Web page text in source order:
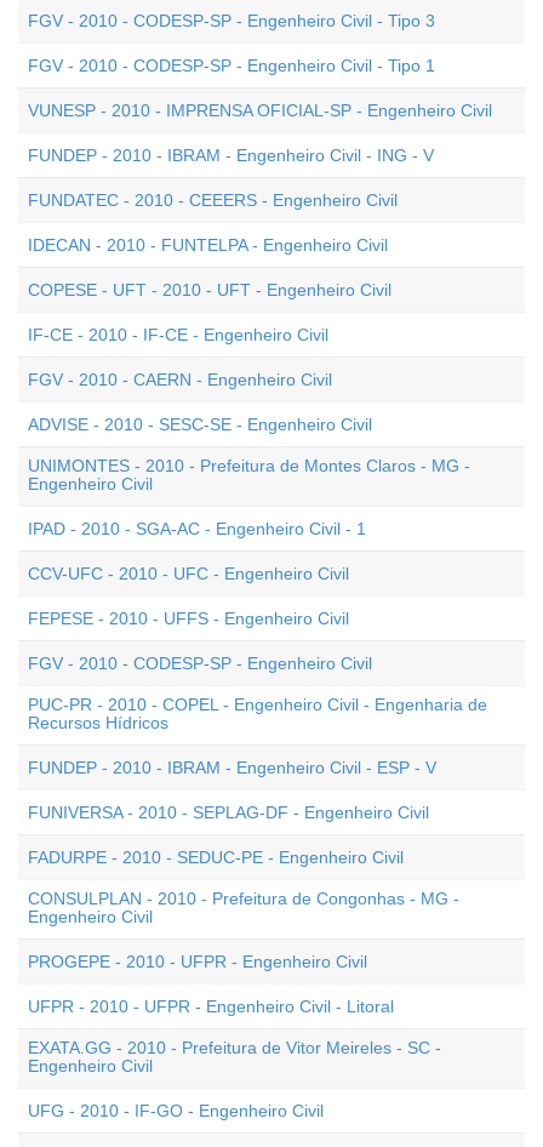
FGV - 2010 - CODESP-SP - Engenheiro Civil - Tipo 3
FGV - 2010 - CODESP-SP - Engenheiro Civil - Tipo 1
VUNESP - 2010 - IMPRENSA OFICIAL-SP - Engenheiro Civil
FUNDEP - 2010 - IBRAM - Engenheiro Civil - ING - V
FUNDATEC - 2010 - CEEERS - Engenheiro Civil
IDECAN - 2010 - FUNTELPA - Engenheiro Civil
COPESE - UFT - 2010 - UFT - Engenheiro Civil
IF-CE - 2010 - IF-CE - Engenheiro Civil
FGV - 2010 - CAERN - Engenheiro Civil
ADVISE - 2010 - SESC-SE - Engenheiro Civil
UNIMONTES - 2010 - Prefeitura de Montes Claros - MG -
Engenheiro Civil
IPAD - 2010 - SGA-AC - Engenheiro Civil - 1
CCV-UFC - 2010 - UFC - Engenheiro Civil
FEPESE - 2010 - UFFS - Engenheiro Civil
FGV - 2010 - CODESP-SP - Engenheiro Civil
PUC-PR - 2010 - COPEL - Engenheiro Civil - Engenharia de
Recursos Hídricos
FUNDEP - 2010 - IBRAM - Engenheiro Civil - ESP - V
FUNIVERSA - 2010 - SEPLAG-DF - Engenheiro Civil
FADURPE - 2010 - SEDUC-PE - Engenheiro Civil
CONSULPLAN - 2010 - Prefeitura de Congonhas - MG -
Engenheiro Civil
PROGEPE - 2010 - UFPR - Engenheiro Civil
UFPR - 2010 - UFPR - Engenheiro Civil - Litoral
EXATA.GG - 2010 - Prefeitura de Vitor Meireles - SC -
Engenheiro Civil
UFG - 2010 - IF-GO - Engenheiro Civil